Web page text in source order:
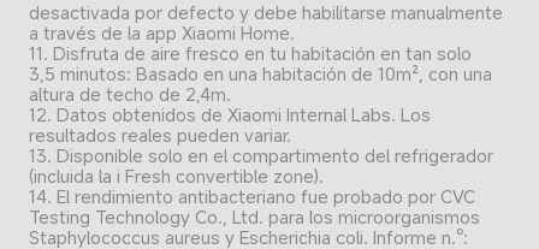
desactivada por defecto y debe habilitarse manualmente
a través de la app Xiaomi Home.
11. Disfruta de aire fresco en tu habitación en tan solo
3,5 minutos: Basado en una habitación de 10m², con una
altura de techo de 2,4m.
12. Datos obtenidos de Xiaomi Internal Labs. Los
resultados reales pueden variar.
13. Disponible solo en el compartimento del refrigerador
(incluida la i Fresh convertible zone).
14. El rendimiento antibacteriano fue probado por CVC
Testing Technology Co., Ltd. para los microorganismos
Staphylococcus aureus y Escherichia coli. Informe n.º: